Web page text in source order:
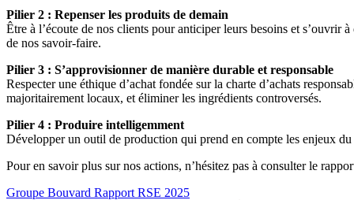
Pilier 2 : Repenser les produits de demain
Être à l’écoute de nos clients pour anticiper leurs besoins et s’ouvrir
de nos savoir‑faire.
Pilier 3 : S’approvisionner de manière durable et responsable
Respecter une éthique d’achat fondée sur la charte d’achats
majoritairement locaux, et éliminer les ingrédients controversés.
Pilier 4 : Produire intelligemment
Développer un outil de production qui prend en compte les enjeux
Pour en savoir plus sur nos actions, n’hésitez pas à consulter le
Groupe Bouvard Rapport RSE 2025